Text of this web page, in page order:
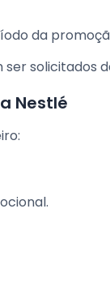
da
solicitados
Nestlé